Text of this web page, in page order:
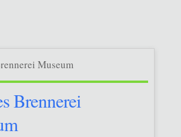
Brennerei